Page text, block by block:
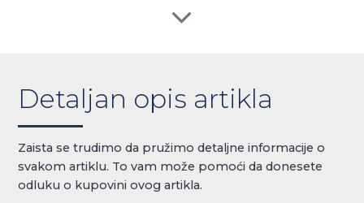
Detaljan opis artikla
Zaista se trudimo da pružimo detaljne informacije o
svakom artiklu. To vam može pomoći da donesete
odluku o kupovini ovog artikla.